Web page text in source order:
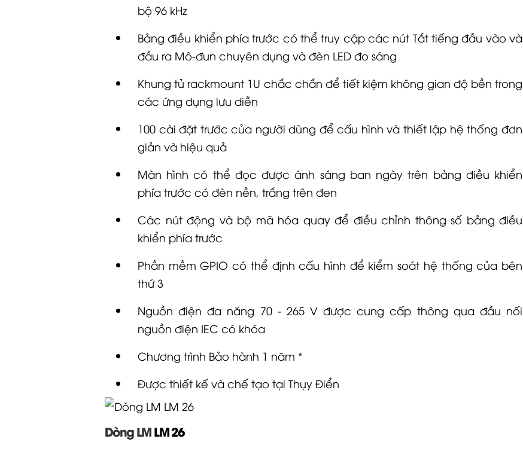
bộ 96 kHz
Bảng điều khiển phía trước có thể truy cập các nút Tắt tiếng đầu vào và
đầu ra Mô-đun chuyên dụng và đèn LED đo sáng
Khung tủ rackmount 1U chắc chắn để tiết kiệm không gian độ bền trong
các ứng dụng lưu diễn
100 cài đặt trước của người dùng để cấu hình và thiết lập hệ thống đơn
giản và hiệu quả
Màn hình có thể đọc được ánh sáng ban ngày trên bảng điều khiển
phía trước có đèn nền, trắng trên đen
Các nút động và bộ mã hóa quay để điều chỉnh thông số bảng điều
khiển phía trước
Phần mềm GPIO có thể định cấu hình để kiểm soát hệ thống của bên
thứ 3
Nguồn điện đa năng 70 - 265 V được cung cấp thông qua đầu nối
nguồn điện IEC có khóa
Chương trình Bảo hành 1 năm *
Được thiết kế và chế tạo tại Thụy Điển
Dòng LMLM 26